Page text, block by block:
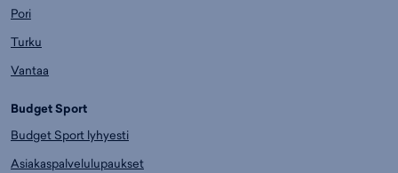
Pori
Turku
Vantaa
Budget Sport
Budget Sport lyhyesti
Asiakaspalvelulupaukset